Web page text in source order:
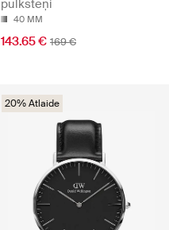
pulksteņi
40 MM
143.65 € 169 €
20% Atlaide